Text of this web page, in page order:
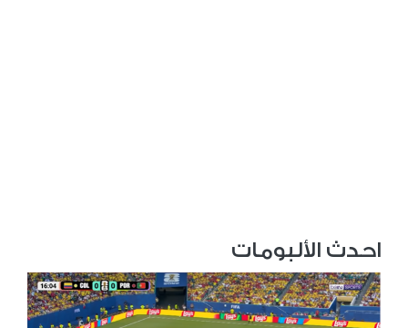
احدث الألبومات